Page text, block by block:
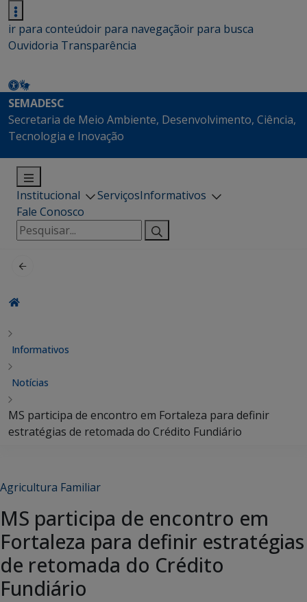
ir para conteúdoir para navegaçãoir para busca
Ouvidoria Transparência
SEMADESC
Secretaria de Meio Ambiente, Desenvolvimento, Ciência,
Tecnologia e Inovação
Institucional ServiçosInformativos
Fale Conosco
Pesquisar
por:
Informativos
Notícias
MS participa de encontro em Fortaleza para definir
estratégias de retomada do Crédito Fundiário
Agricultura Familiar
MS participa de encontro em
Fortaleza para definir estratégias
de retomada do Crédito
Fundiário